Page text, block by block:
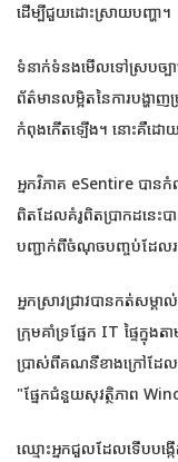
ដើម្បីជួយដោះស្រាយបញ្ហា។
ទំនាក់ទំនងមើលទៅស្របច្ប
ព័ត៌មានលម្អិតនៃការបង្ហ
កំពុងកើតឡើង។ នោះគឺដោយ
អ្នកវិភាគ eSentire បា
ពិតដែលគំរូពិតប្រាកដនេះ
បញ្ជាក់ពីចំណុចបញ្ចប់ដែល
អ្នកស្រាវជ្រាវបានកត់សម្
ក្រុមគាំទ្រផ្នែក IT ផ្ទៃក្នុ
ប្រាស់ពីគណនីខាងក្រៅដែល
"ផ្នែកជំនួយសុវត្ថិភាព
ឈ្មោះអ្នកជួលដែលទើបបង្កើ